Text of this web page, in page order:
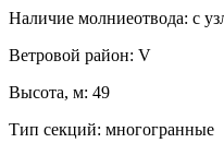
Наличие молниеотвода: с
Ветровой район: V
Высота, м: 49
Тип секций: многогранные